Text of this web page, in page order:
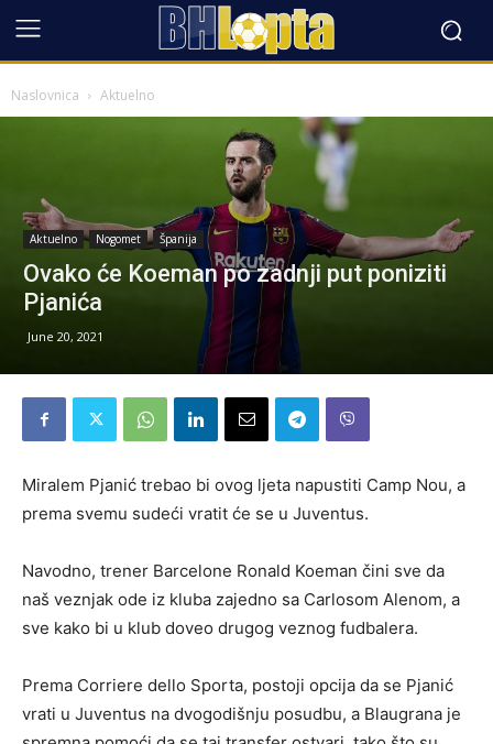
Naslovnica Aktuelno
Aktuelno Nogomet Španija
Ovako će Koeman po zadnji put poniziti
Pjanića
June 20, 2021
Miralem Pjanić trebao bi ovog ljeta napustiti Camp Nou, a
prema svemu sudeći vratit će se u Juventus.
Navodno, trener Barcelone Ronald Koeman čini sve da
naš veznjak ode iz kluba zajedno sa Carlosom Alenom, a
sve kako bi u klub doveo drugog veznog fudbalera.
Prema Corriere dello Sporta, postoji opcija da se Pjanić
vrati u Juventus na dvogodišnju posudbu, a Blaugrana je